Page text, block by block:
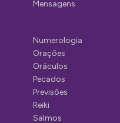
Mensagens
Numerologia
Orações
Oráculos
Pecados
Previsões
Reiki
Salmos